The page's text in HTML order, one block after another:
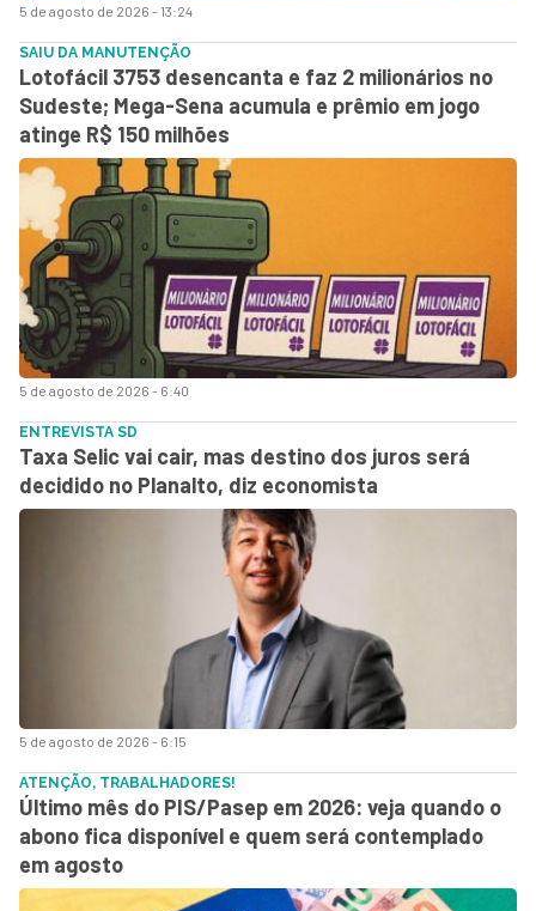
5 de agosto de 2026 - 13:24
5 de agosto de 2026 - 6:40
SAIU DA MANUTENÇÃO
Lotofácil 3753 desencanta e faz 2 milionários no
Sudeste; Mega-Sena acumula e prêmio em jogo
atinge R$ 150 milhões
5 de agosto de 2026 - 6:15
ENTREVISTA SD
Taxa Selic vai cair, mas destino dos juros será
decidido no Planalto, diz economista
ATENÇÃO, TRABALHADORES!
Último mês do PIS/Pasep em 2026: veja quando o
abono fica disponível e quem será contemplado
em agosto